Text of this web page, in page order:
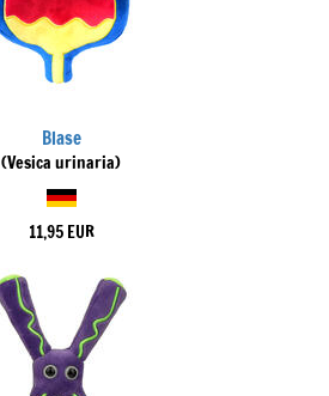
Blase
(Vesica urinaria)
11,95 EUR